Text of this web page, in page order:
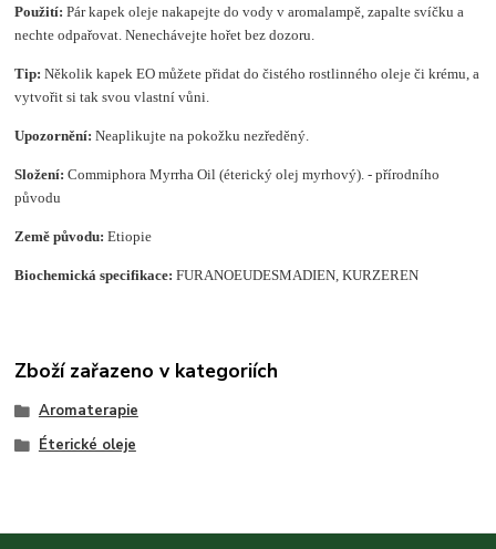
Použití: Pár kapek oleje nakapejte do vody v aromalampě, zapalte svíčku a
nechte odpařovat. Nenechávejte hořet bez dozoru.
Tip: Několik kapek EO můžete přidat do čistého rostlinného oleje či krému, a
vytvořit si tak svou vlastní vůni.
Upozornění: Neaplikujte na pokožku nezředěný.
Složení: Commiphora Myrrha Oil (éterický olej myrhový). - přírodního
původu
Země původu: Etiopie
Biochemická specifikace:FURANOEUDESMADIEN, KURZEREN
Zboží zařazeno v kategoriích
Aromaterapie
Éterické oleje